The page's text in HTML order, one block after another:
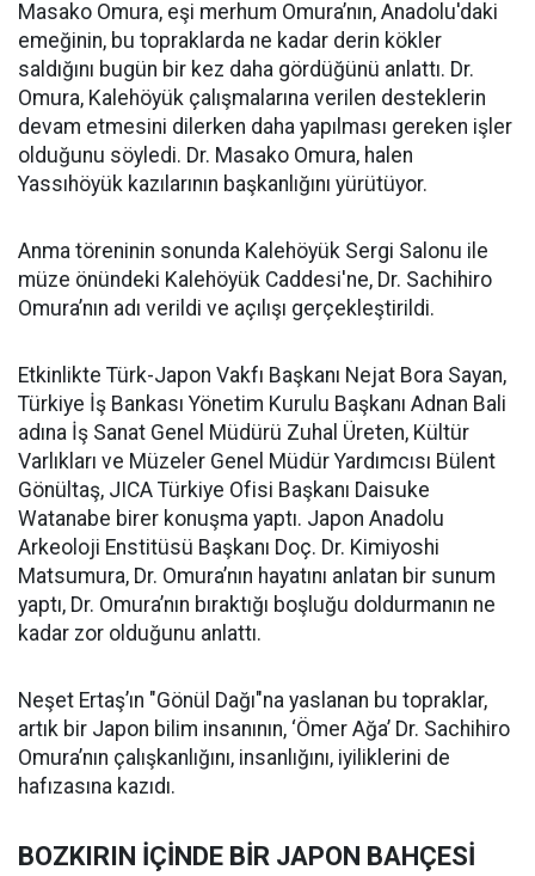
Masako Omura, eşi merhum Omura’nın, Anadolu'daki
emeğinin, bu topraklarda ne kadar derin kökler
saldığını bugün bir kez daha gördüğünü anlattı. Dr.
Omura, Kalehöyük çalışmalarına verilen desteklerin
devam etmesini dilerken daha yapılması gereken işler
olduğunu söyledi. Dr. Masako Omura, halen
Yassıhöyük kazılarının başkanlığını yürütüyor.
Anma töreninin sonunda Kalehöyük Sergi Salonu ile
müze önündeki Kalehöyük Caddesi'ne, Dr. Sachihiro
Omura’nın adı verildi ve açılışı gerçekleştirildi.
Etkinlikte Türk-Japon Vakfı Başkanı Nejat Bora Sayan,
Türkiye İş Bankası Yönetim Kurulu Başkanı Adnan Bali
adına İş Sanat Genel Müdürü Zuhal Üreten, Kültür
Varlıkları ve Müzeler Genel Müdür Yardımcısı Bülent
Gönültaş, JICA Türkiye Ofisi Başkanı Daisuke
Watanabe birer konuşma yaptı. Japon Anadolu
Arkeoloji Enstitüsü Başkanı Doç. Dr. Kimiyoshi
Matsumura, Dr. Omura’nın hayatını anlatan bir sunum
yaptı, Dr. Omura’nın bıraktığı boşluğu doldurmanın ne
kadar zor olduğunu anlattı.
Neşet Ertaş’ın "Gönül Dağı"na yaslanan bu topraklar,
artık bir Japon bilim insanının, ‘Ömer Ağa’ Dr. Sachihiro
Omura’nın çalışkanlığını, insanlığını, iyiliklerini de
hafızasına kazıdı.
BOZKIRIN İÇİNDE BİR JAPON BAHÇESİ